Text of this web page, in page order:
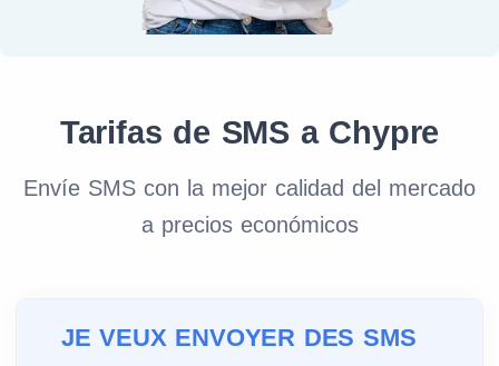
Tarifas de SMS a Chypre
Envíe SMS con la mejor calidad del mercado
a precios económicos
JE VEUX ENVOYER DES SMS